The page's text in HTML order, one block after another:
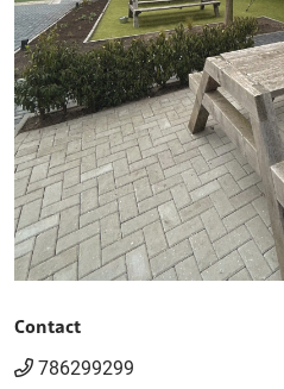
Contact
786299299